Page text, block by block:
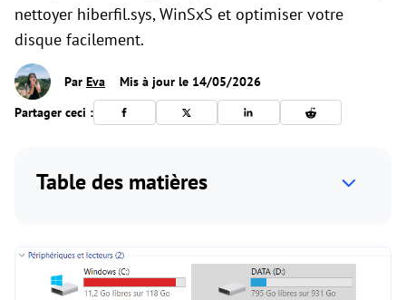
nettoyer hiberfil.sys, WinSxS et optimiser votre
disque facilement.
Par Eva
Mis à jour le 14/05/2026
Partager ceci :
Table des matières